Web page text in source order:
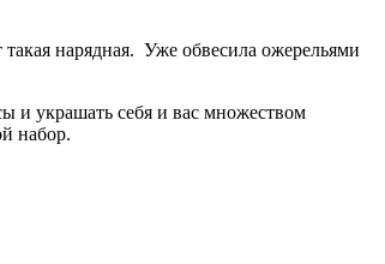
нарядная. Уже обвесила ожерельями
и украшать себя и вас множеством
набор.